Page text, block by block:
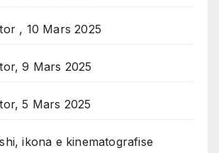
, 10 Mars 2025
9 Mars 2025
5 Mars 2025
ikona e kinematografise